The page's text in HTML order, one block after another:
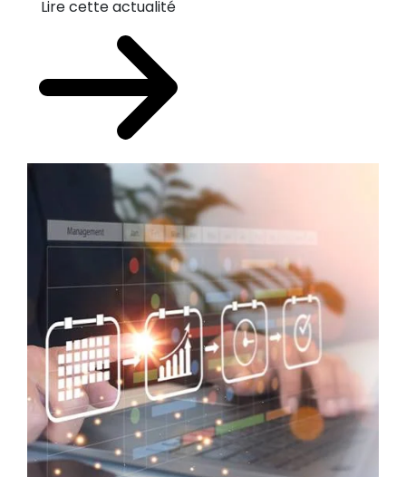
Lire cette actualité